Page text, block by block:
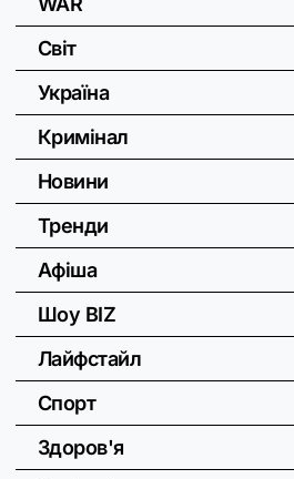
Світ
Україна
Кримінал
Новини
Тренди
Афіша
Шоу BIZ
Лайфстайл
Спорт
Здоров'я